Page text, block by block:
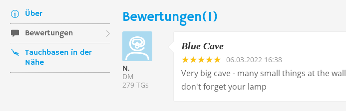
Über
Bewertungen
Tauchbasen in der
Nähe
Bewertungen(1)
N.
DM
279 TGs
Blue Cave
06.03.2022 16:38
Very big cave - many small things at the wall
don't forget your lamp